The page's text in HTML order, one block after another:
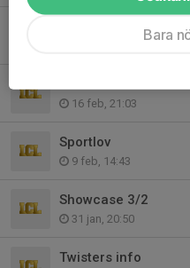
16 feb, 21:03
Sportlov
9 feb, 14:43
Showcase 3/2
31 jan, 20:50
Twisters info
Bara